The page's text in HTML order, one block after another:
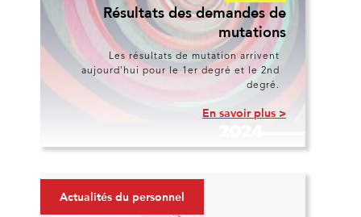
Résultats des demandes de
mutations
Les résultats de mutation arrivent
aujourd'hui pour le 1er degré et le 2nd
degré.
En savoir plus >
Actualités du personnel